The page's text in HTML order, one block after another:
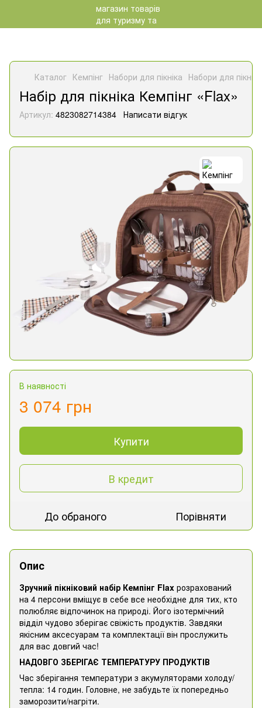
Каталог Кемпінг Набори для пікніка Набори для
Набір для пікніка Кемпінг «Flax»
Артикул: 4823082714384 Написати відгук
В наявності
3 074 грн
Купити
В кредит
До обраного Порівняти
Опис
Зручний пікніковий набір Кемпінг Flax розрахований
на 4 персони вміщує в себе все необхідне для тих, кто
полюбляє відпочинок на природі. Його ізотермічний
відділ чудово зберігає свіжість продуктів. Завдяки
якісним аксесуарам та комплектації він прослужить
для вас довгий час!
НАДОВГО ЗБЕРІГАЄ ТЕМПЕРАТУРУ ПРОДУКТІВ
Час зберігання температури з акумуляторами холоду/
тепла: 14 годин. Головне, не забудьте їх попередньо
заморозити/нагріти.